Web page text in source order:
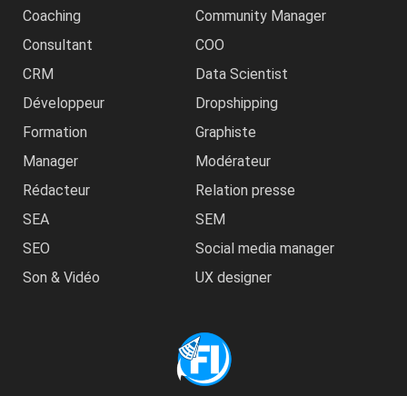
Coaching
Community Manager
Consultant
COO
CRM
Data Scientist
Développeur
Dropshipping
Formation
Graphiste
Manager
Modérateur
Rédacteur
Relation presse
SEA
SEM
SEO
Social media manager
Son & Vidéo
UX designer